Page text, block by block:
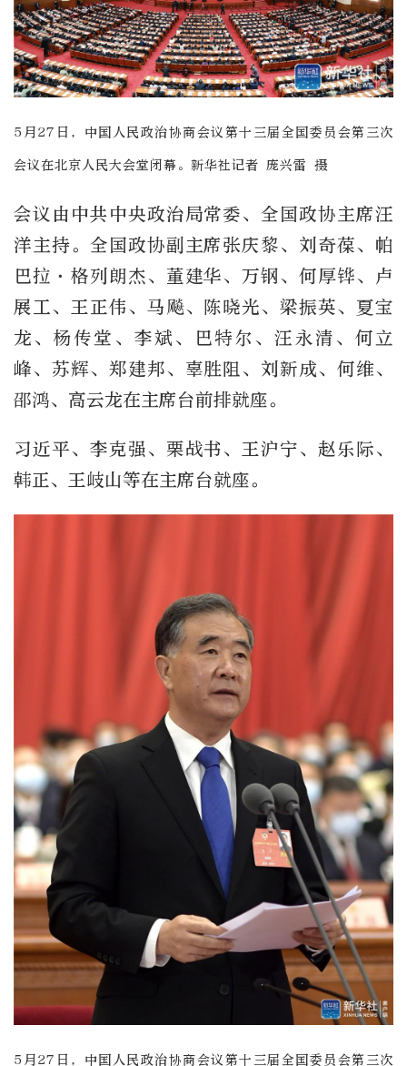
5月27日，中国人民政治协商会议第十三届全国委员会第三次
会议在北京人民大会堂闭幕。新华社记者 庞兴雷 摄
会议由中共中央政治局常委、全国政协主席汪
洋主持。全国政协副主席张庆黎、刘奇葆、帕
巴拉·格列朗杰、董建华、万钢、何厚铧、卢
展工、王正伟、马飚、陈晓光、梁振英、夏宝
龙、杨传堂、李斌、巴特尔、汪永清、何立
峰、苏辉、郑建邦、辜胜阻、刘新成、何维、
邵鸿、高云龙在主席台前排就座。
习近平、李克强、栗战书、王沪宁、赵乐际、
韩正、王岐山等在主席台就座。
5月27日，中国人民政治协商会议第十三届全国委员会第三次